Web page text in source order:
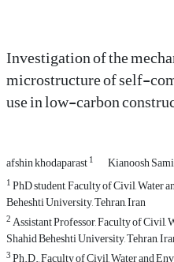
Investigation of the
microstructure of self-
use in low-carbon
afshin khodaparast1 Kianoosh
1PhD student, Faculty of Civil, Water
Beheshti University, Tehran, Iran
2Assistant Professor, Faculty of Civil,
Shahid Beheshti University, Tehran,
3